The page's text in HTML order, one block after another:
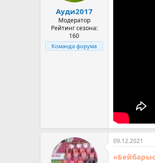
Ауди2017
Модератор
Рейтинг сезона:
160
Команда форума
09.12.2021